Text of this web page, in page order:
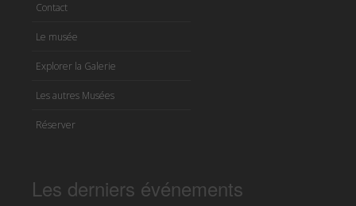
Contact
Le musée
Explorer la Galerie
Les autres Musées
Réserver
Les derniers événements